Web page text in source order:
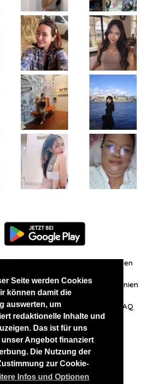
Seite werden Cookies
können damit die
auswerten, um
redaktionelle Inhalte und
Das ist für uns
Angebot finanziert
Die Nutzung der
zur Cookie-
Infos und Optionen
Zuschriften/Erfahrungen
AGB Datenschutzrichtlinien
mit uns auf FAQ
anderen Websites
RussianKisses